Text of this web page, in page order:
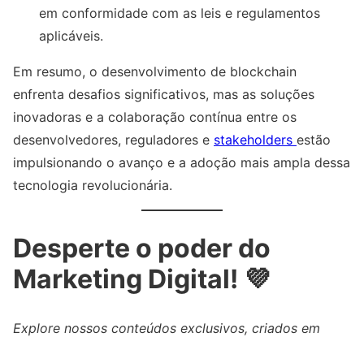
em conformidade com as leis e regulamentos
aplicáveis.
Em resumo, o desenvolvimento de blockchain
enfrenta desafios significativos, mas as soluções
inovadoras e a colaboração contínua entre os
desenvolvedores, reguladores e stakeholders estão
impulsionando o avanço e a adoção mais ampla dessa
tecnologia revolucionária.
Desperte o poder do
Marketing Digital! 💜
Explore nossos conteúdos exclusivos, criados em